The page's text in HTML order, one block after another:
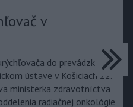
v
do prevádzky vo
ústave v Košiciach 22.
ministerka zdravotníctva
radiačnej onkológie